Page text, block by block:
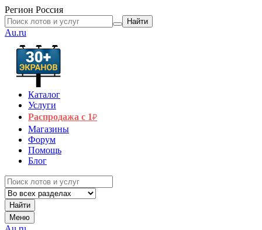
Регион Россия
Найти
Au.ru
Каталог
Услуги
Распродажа с 1₽
Магазины
Форум
Помощь
Блог
Найти
Меню